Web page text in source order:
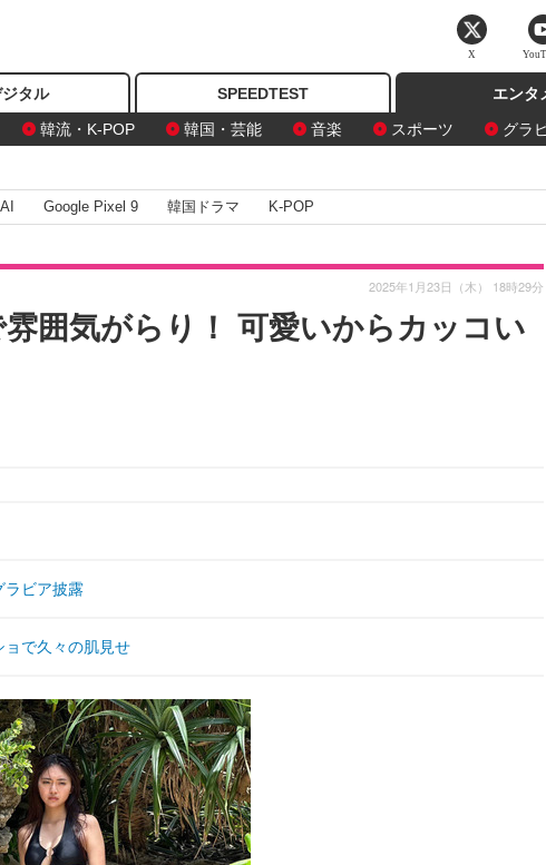
タル SPEEDTEST
エンタ
韓流・K-POP 韓国・芸能 音楽 スポーツ グラ
AI Google Pixel 9 韓国ドラマ K-POP
囲気がらり！ 可愛いからカッコい
2025年1月23日（木） 18時29分
ラビア披露
ョで久々の肌見せ
X